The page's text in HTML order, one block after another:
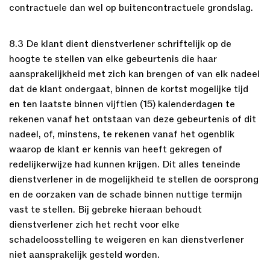
contractuele dan wel op buitencontractuele grondslag.
8.3 De klant dient dienstverlener schriftelijk op de
hoogte te stellen van elke gebeurtenis die haar
aansprakelijkheid met zich kan brengen of van elk nadeel
dat de klant ondergaat, binnen de kortst mogelijke tijd
en ten laatste binnen vijftien (15) kalenderdagen te
rekenen vanaf het ontstaan van deze gebeurtenis of dit
nadeel, of, minstens, te rekenen vanaf het ogenblik
waarop de klant er kennis van heeft gekregen of
redelijkerwijze had kunnen krijgen. Dit alles teneinde
dienstverlener in de mogelijkheid te stellen de oorsprong
en de oorzaken van de schade binnen nuttige termijn
vast te stellen. Bij gebreke hieraan behoudt
dienstverlener zich het recht voor elke
schadeloosstelling te weigeren en kan dienstverlener
niet aansprakelijk gesteld worden.